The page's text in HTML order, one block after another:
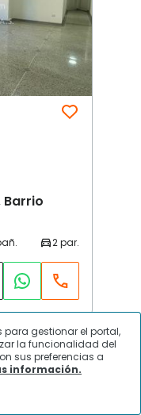
para gestionar el portal,
la funcionalidad del
sus preferencias a
información.